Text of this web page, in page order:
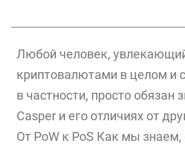
Любой человек,
криптовалютами в целом и
в частности, просто обязан
Casper и его отличиях от
От PoW к PoS Как мы знаем,